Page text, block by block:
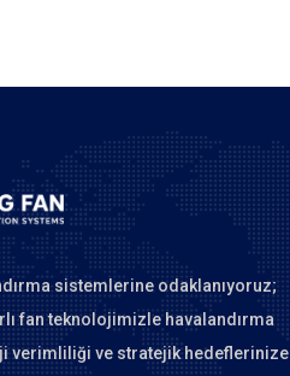
sistemlerine odaklanıyoruz;
fan teknolojimizle havalandırma
verimliliği ve stratejik hedeflerinize